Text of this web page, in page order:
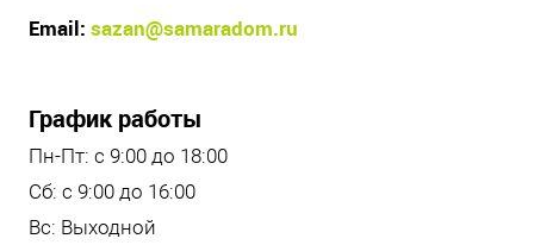
Email: sazan@samaradom.ru
График работы
Пн-Пт: с 9:00 до 18:00
Сб: с 9:00 до 16:00
Вс: Выходной